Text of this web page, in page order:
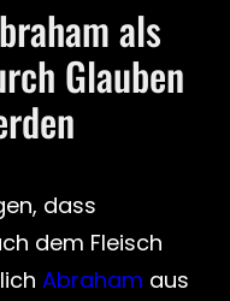
als
Glauben
dass
dem Fleisch
Abraham aus